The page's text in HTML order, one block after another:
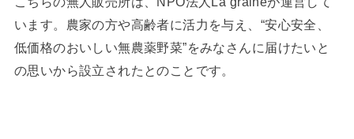
います。農家の方や高齢者に活力を与え、“安心安全、
低価格のおいしい無農薬野菜”をみなさんに届けたいと
の思いから設立されたとのことです。